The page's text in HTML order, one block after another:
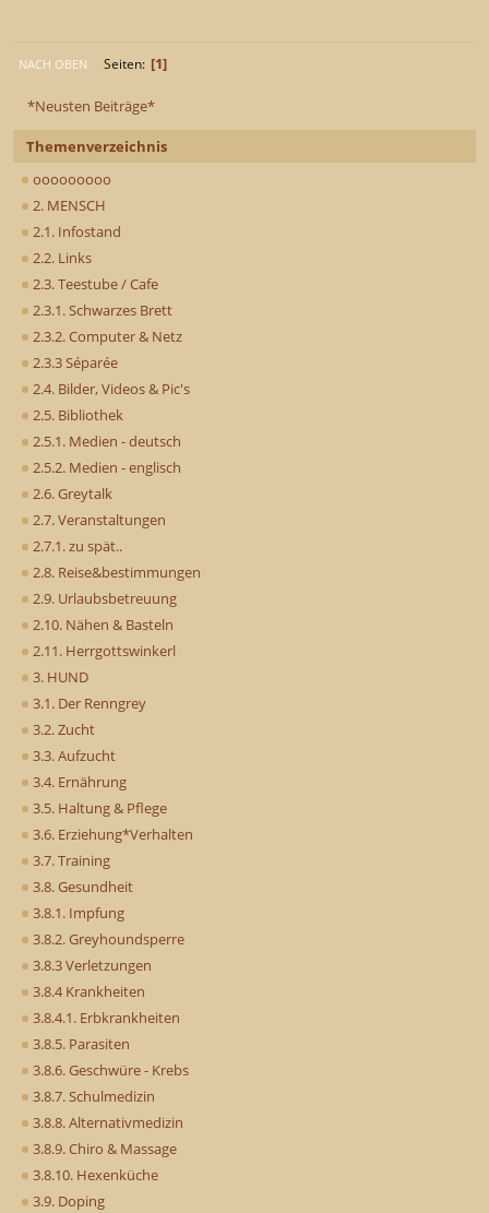
*Neusten Beiträge*
Themenverzeichnis
ooooooooo
2. MENSCH
2.1. Infostand
2.2. Links
2.3. Teestube / Cafe
2.3.1. Schwarzes Brett
2.3.2. Computer & Netz
2.3.3 Séparée
2.4. Bilder, Videos & Pic's
2.5. Bibliothek
2.5.1. Medien - deutsch
2.5.2. Medien - englisch
2.6. Greytalk
2.7. Veranstaltungen
2.7.1. zu spät..
2.8. Reise&bestimmungen
2.9. Urlaubsbetreuung
2.10. Nähen & Basteln
2.11. Herrgottswinkerl
3. HUND
3.1. Der Renngrey
3.2. Zucht
3.3. Aufzucht
3.4. Ernährung
3.5. Haltung & Pflege
3.6. Erziehung*Verhalten
3.7. Training
3.8. Gesundheit
3.8.1. Impfung
3.8.2. Greyhoundsperre
3.8.3 Verletzungen
3.8.4 Krankheiten
3.8.4.1. Erbkrankheiten
3.8.5. Parasiten
3.8.6. Geschwüre - Krebs
3.8.7. Schulmedizin
3.8.8. Alternativmedizin
3.8.9. Chiro & Massage
3.8.10. Hexenküche
3.9. Doping
NACH OBEN Seiten 1